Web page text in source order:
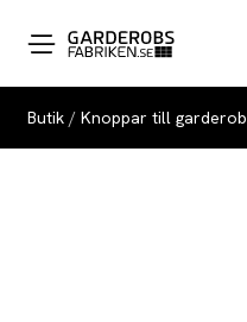
Butik / Knoppar till garderob